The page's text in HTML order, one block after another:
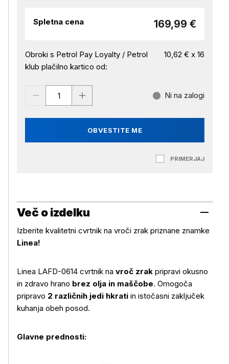
Spletna cena 169,99 €
Obroki s Petrol Pay Loyalty / Petrol
klub plačilno kartico od:
10,62 € x 16
OBVESTITE ME
Ni na zalogi
PRIMERJAJ
Več o izdelku
Izberite kvalitetni cvrtnik na vroči zrak priznane znamke
Linea!
Linea LAFD-0614 cvrtnik na vroč zrak pripravi okusno
in zdravo hrano brez olja in maščobe. Omogoča
pripravo 2 različnih jedi hkrati in istočasni zaključek
kuhanja obeh posod.
Glavne prednosti: